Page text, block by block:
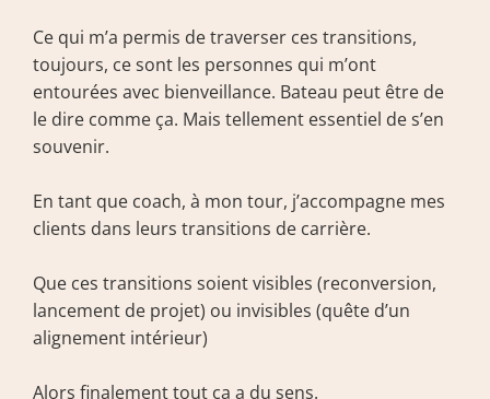
Ce qui m’a permis de traverser ces transitions,
toujours, ce sont les personnes qui m’ont
entourées avec bienveillance. Bateau peut être de
le dire comme ça. Mais tellement essentiel de s’en
souvenir.
En tant que coach, à mon tour, j’accompagne mes
clients dans leurs transitions de carrière.
Que ces transitions soient visibles (reconversion,
lancement de projet) ou invisibles (quête d’un
alignement intérieur)
Alors finalement tout ça a du sens.